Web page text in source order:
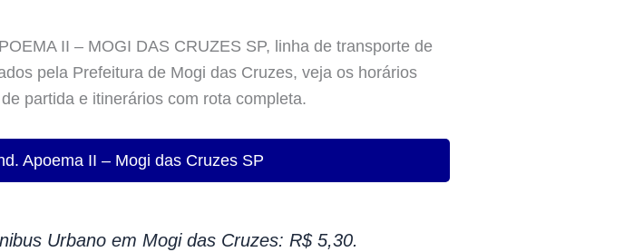
II – MOGI DAS CRUZES SP, linha de transporte de
pela Prefeitura de Mogi das Cruzes, veja os horários
partida e itinerários com rota completa.
Apoema II – Mogi das Cruzes SP
Urbano em Mogi das Cruzes: R$ 5,30.